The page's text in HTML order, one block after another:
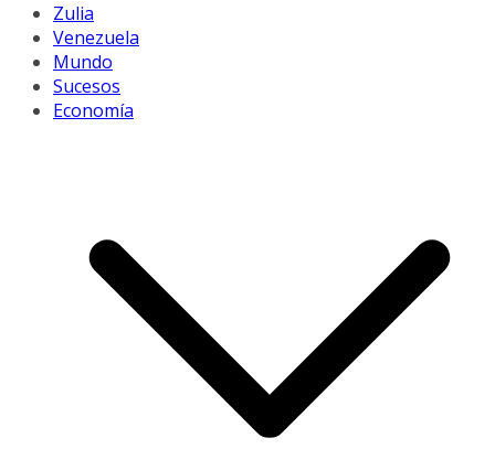
Zulia
Venezuela
Mundo
Sucesos
Economía